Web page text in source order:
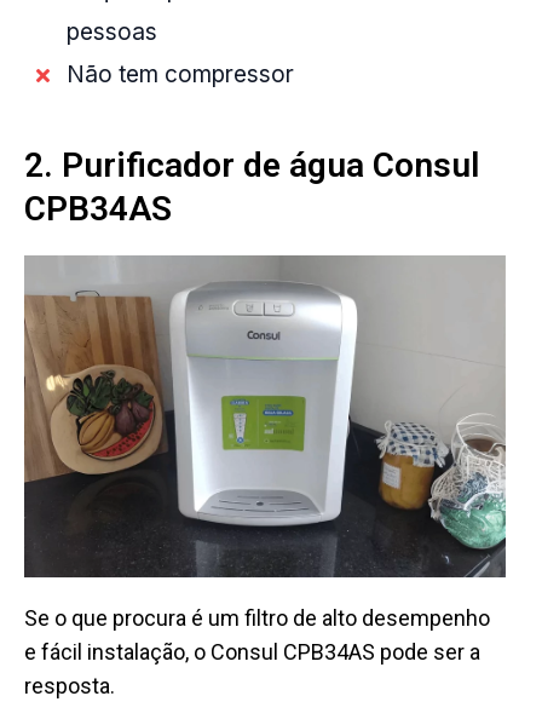
pessoas
Não tem compressor
2. Purificador de água Consul
CPB34AS
Se o que procura é um filtro de alto desempenho
e fácil instalação, o Consul CPB34AS pode ser a
resposta.